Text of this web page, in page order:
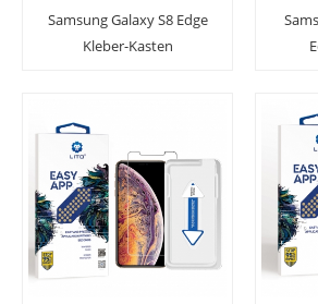
Samsung Galaxy S8 Edge
Kleber-Kasten
Schirm-Schutz mit
Applikator